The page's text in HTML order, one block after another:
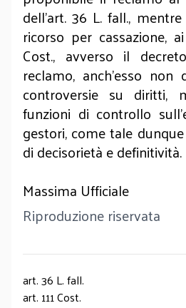
dell'art. 36 L. fall.,
ricorso per cassazione,
Cost., avverso il
reclamo, anch'esso
controversie su diritti,
funzioni di controllo
gestori, come tale
di decisorietà e definitività.
Massima Ufficiale
Riproduzione riservata
art. 36 L. fall.
art. 111 Cost.